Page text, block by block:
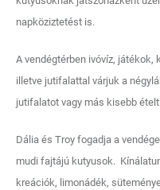
napköziztetést is.
A vendégtérben ivóvíz,
illetve jutifalattal várjuk a
jutifalatot vagy más kisebb
Dália és Troy fogadja a
mudi fajtájú kutyusok.
kreációk, limonádék,